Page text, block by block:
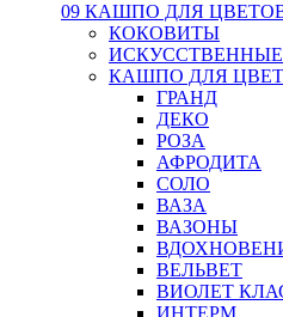
09 КАШПО ДЛЯ
КОКОВИТЫ
КАШПО ДЛЯ
ГРАНД
ДЕКО
РОЗА
АФРОДИТА
СОЛО
ВАЗА
ВАЗОНЫ
ВЕЛЬВЕТ
ВИОЛЕТ
ИНТЕРМ